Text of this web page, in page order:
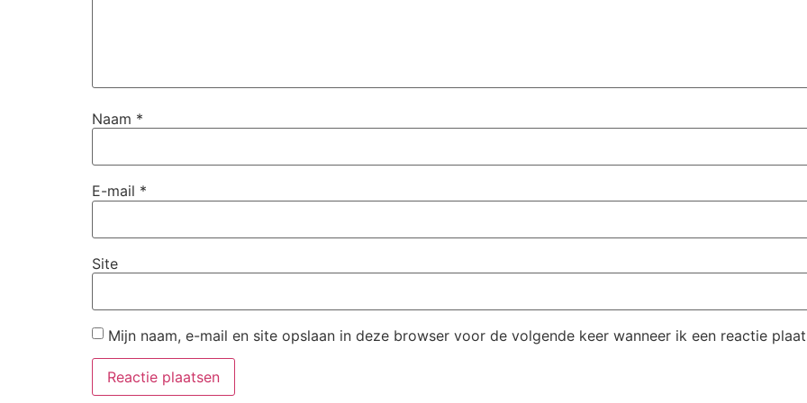
Naam *
E-mail *
Site
Mijn naam, e-mail en site opslaan in deze browser voor de volgende keer wanneer ik een reactie